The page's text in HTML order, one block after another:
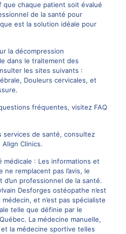
que chaque patient soit évalué
de la santé pour
est la solution idéale pour
la décompression
dans le traitement des
les sites suivants :
, Douleurs cervicales, et
.
fréquentes, visitez FAQ
services de santé, consultez
Align Clinics.
médicale : Les informations et
remplacent pas l’avis, le
professionnel de la santé.
Desforges ostéopathe n’est
médecin, et n’est pas spécialiste
telle que définie par le
La médecine manuelle,
la médecine sportive telles